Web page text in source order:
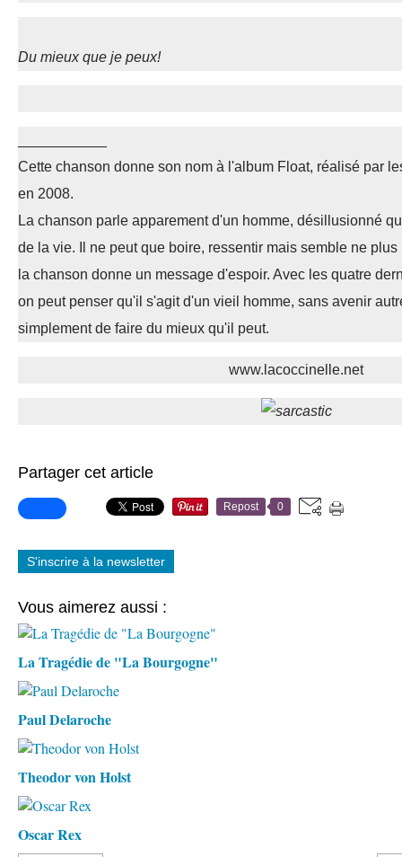
Du mieux que je peux!
Cette chanson donne son nom à l'album Float, réalisé par
en 2008.
La chanson parle apparement d'un homme, désillusionné
de la vie. Il ne peut que boire, ressentir mais semble ne
la chanson donne un message d'espoir. Avec les quatre
on peut penser qu'il s'agit d'un vieil homme, sans avenir
simplement de faire du mieux qu'il peut.
www.lacoccinelle.net
Partager cet article
Repost 0
S'inscrire à la newsletter
Vous aimerez aussi :
La Tragédie de "La Bourgogne"
Paul Delaroche
Theodor von Holst
Oscar Rex